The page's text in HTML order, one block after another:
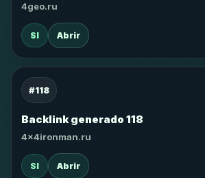
4geo.ru
SI Abrir
#118
Backlink generado 118
4x4ironman.ru
SI Abrir